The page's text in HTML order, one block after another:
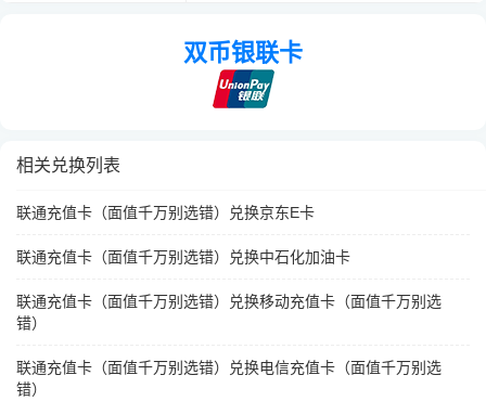
双币银联卡
相关兑换列表
联通充值卡（面值千万别选错）兑换京东E卡
联通充值卡（面值千万别选错）兑换中石化加油卡
联通充值卡（面值千万别选错）兑换移动充值卡（面值千万别选
错）
联通充值卡（面值千万别选错）兑换电信充值卡（面值千万别选
错）